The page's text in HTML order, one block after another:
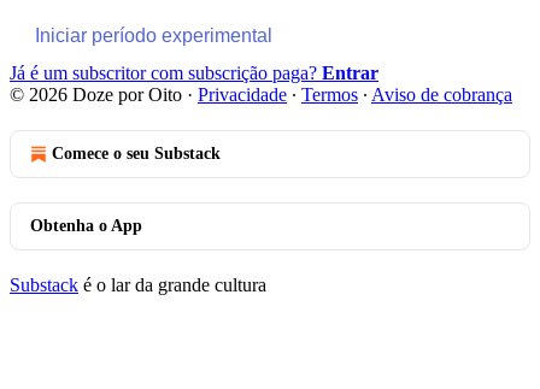
Iniciar período experimental
Já é um subscritor com subscrição paga? Entrar
© 2026 Doze por Oito · Privacidade ∙ Termos ∙ Aviso de cobrança
Comece o seu Substack
Obtenha o App
Substack é o lar da grande cultura